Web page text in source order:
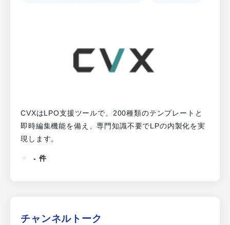
CVXはLPO支援ツールで、200種類のテンプレートと
即時編集機能を備え、専門知識不要でLPの内製化を実
現します。
- 件
チャンネルトーク